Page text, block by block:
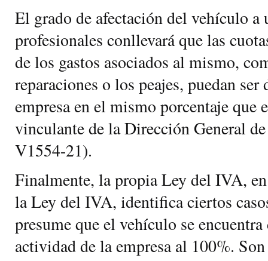
El grado de afectación del vehículo a
profesionales conllevará que las
de los gastos asociados al mismo,
reparaciones o los peajes, puedan
empresa en el mismo porcentaje que
vinculante de la Dirección General
V1554-21).
Finalmente, la propia Ley del IVA,
la Ley del IVA, identifica ciertos
presume que el vehículo se
actividad de la empresa al 100%.